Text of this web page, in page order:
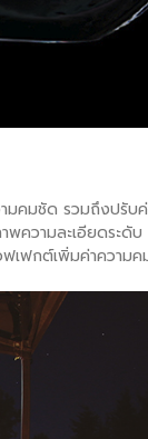
มคมชัด รวมถึงปรับ
ความละเอียดระดั
เฟกต์เพิ่มค่าความ